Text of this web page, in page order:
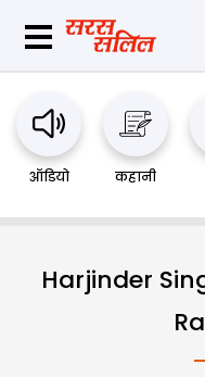
ऑडियो कहानी
Harjinder